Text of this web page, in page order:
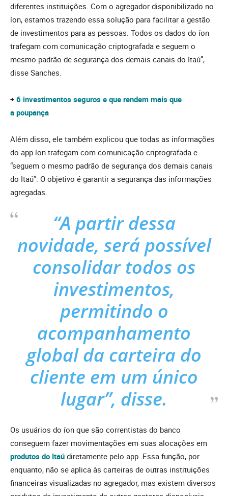
diferentes instituições. Com o agregador disponibilizado no
íon, estamos trazendo essa solução para facilitar a gestão
de investimentos para as pessoas. Todos os dados do íon
trafegam com comunicação criptografada e seguem o
mesmo padrão de segurança dos demais canais do Itaú”,
disse Sanches.
+ 6 investimentos seguros e que rendem mais que
a poupança
Além disso, ele também explicou que todas as informações
do app íon trafegam com comunicação criptografada e
“seguem o mesmo padrão de segurança dos demais canais
do Itaú”. O objetivo é garantir a segurança das informações
agregadas.
“A partir dessa
novidade, será possível
consolidar todos os
investimentos,
permitindo o
acompanhamento
global da carteira do
cliente em um único
lugar”, disse.
Os usuários do íon que são correntistas do banco
conseguem fazer movimentações em suas alocações em
produtos do Itaú diretamente pelo app. Essa função, por
enquanto, não se aplica às carteiras de outras instituições
financeiras visualizadas no agregador, mas existem diversos